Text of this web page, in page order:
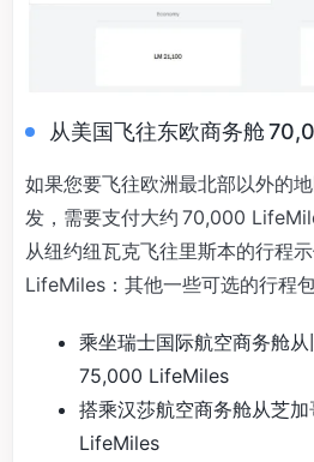
从美国飞往东欧商务舱
如果您要飞往欧洲最北部以外的
发，需要支付大约 70,000
从纽约纽瓦克飞往里斯本的行程
LifeMiles：其他一些可选的行程包
乘坐瑞士国际航空商务舱
75,000 LifeMiles
搭乘汉莎航空商务舱从芝
LifeMiles